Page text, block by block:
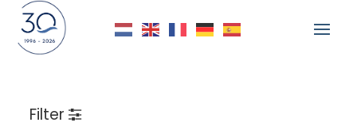
Filter